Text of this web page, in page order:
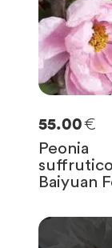
55.00€
Peonia
Baiyuan
0
0